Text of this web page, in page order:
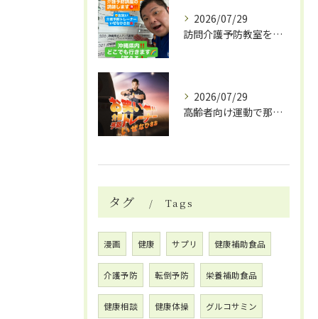
2026/07/29
訪問介護予防教室を沖縄県那覇市で活用し認知症予防や笑える体操イベントの魅力を解説
2026/07/29
高齢者向け運動で那覇市が注目笑える体操DVDで楽しく介護予防を始めよう
タグ Tags
漫画 健康 サプリ 健康補助食品
介護予防 転倒予防 栄養補助食品
健康相談 健康体操 グルコサミン